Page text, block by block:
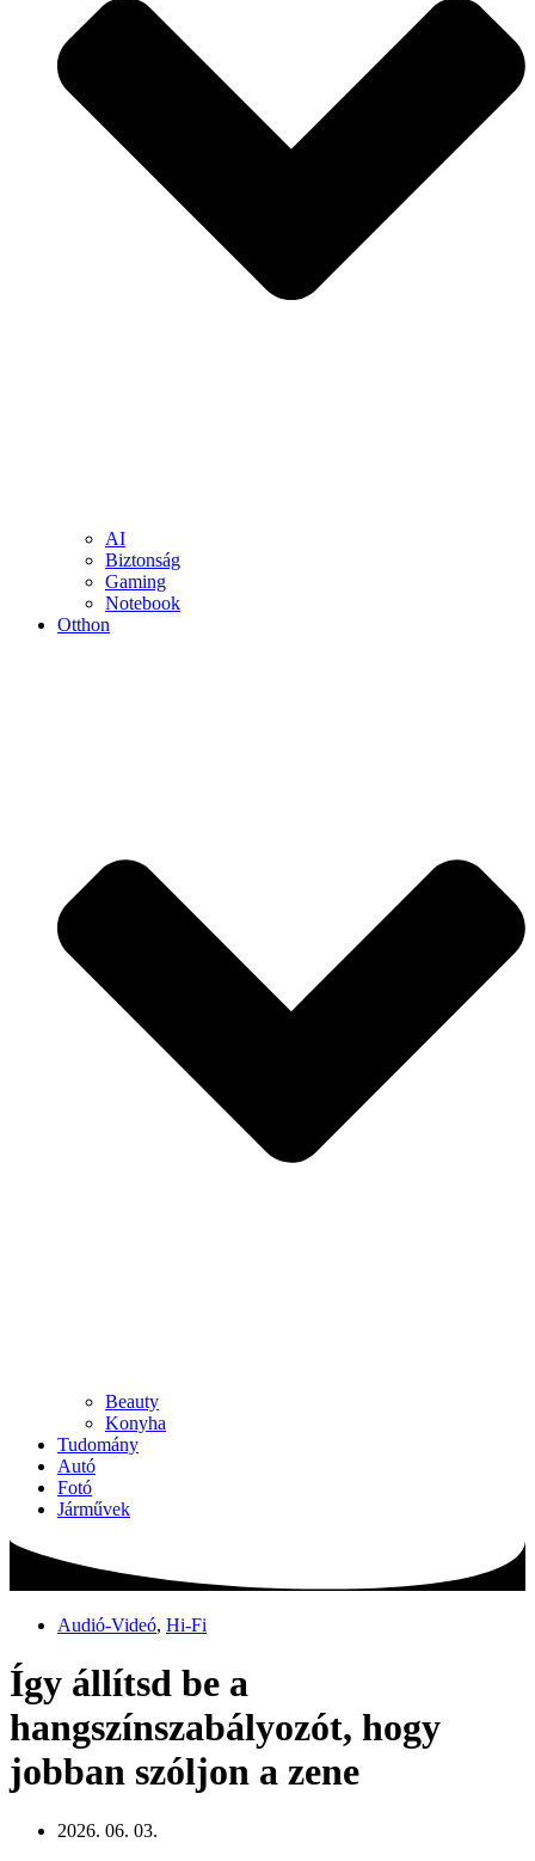
AI
Biztonság
Gaming
Notebook
Otthon
Beauty
Konyha
Tudomány
Autó
Fotó
Járművek
Audió-Videó, Hi-Fi
Így állítsd be a
hangszínszabályozót, hogy
jobban szóljon a zene
2026. 06. 03.